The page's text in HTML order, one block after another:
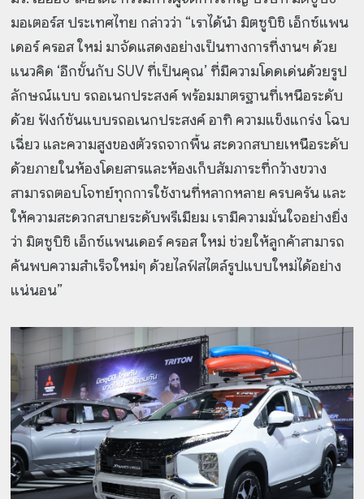
มอเตอร์ส ประเทศไทย กล่าวว่า “เราได้นำ มิตซูบิชิ เอ็กซ์แพน
เดอร์ ครอส ใหม่ มาจัดแสดงอย่างเป็นทางการที่งานฯ ด้วย
แนวคิด ‘อีกขั้นกับ SUV ที่เป็นคุณ’ ที่มีความโดดเด่นด้วยรูป
ลักษณ์แบบ รถอเนกประสงค์ พร้อมมาตรฐานที่เหนือระดับ
ด้วย ฟังก์ชันแบบรถอเนกประสงค์ อาทิ ความแข็งแกร่ง โฉบ
เฉี่ยว และความสูงของตัวรถจากพื้น สะดวกสบายเหนือระดับ
ด้วยภายในห้องโดยสารและห้องเก็บสัมภาระที่กว้างขวาง
สามารถตอบโจทย์ทุกการใช้งานที่หลากหลาย ครบครัน และ
ให้ความสะดวกสบายระดับพรีเมียม เรามีความมั่นใจอย่างยิ่ง
ว่า มิตซูบิชิ เอ็กซ์แพนเดอร์ ครอส ใหม่ ช่วยให้ลูกค้าสามารถ
ค้นพบความสำเร็จใหม่ๆ ด้วยไลฟ์สไตล์รูปแบบใหม่ได้อย่าง
แน่นอน”